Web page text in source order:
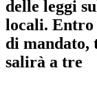
delle leggi
locali. Entro
di mandato,
salirà a tre